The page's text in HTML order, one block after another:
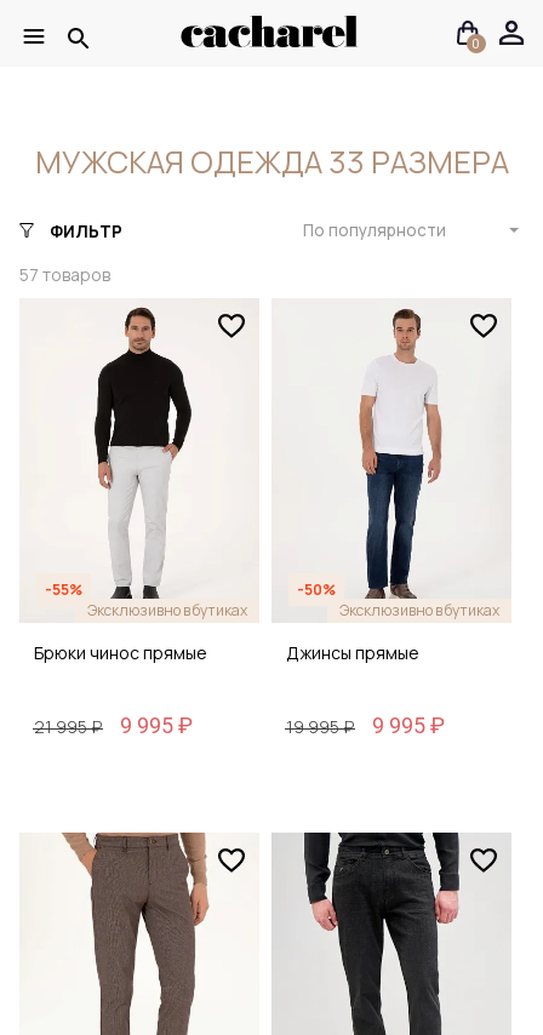
0
МУЖСКАЯ ОДЕЖДА 33 РАЗМЕРА
ФИЛЬТР
57 товаров
По популярности
-55%
Эксклюзивно в бутиках
Брюки чинос прямые
21 995 ₽ 9 995 ₽
-50%
Эксклюзивно в бутиках
Джинсы прямые
19 995 ₽ 9 995 ₽